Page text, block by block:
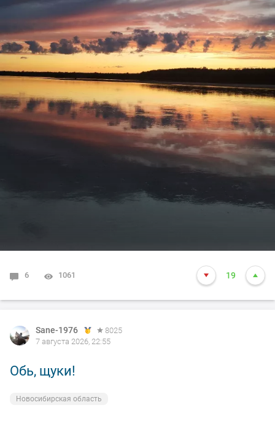
6 1061 19
Sane-1976
8025
7 августа 2026, 22:55
Обь, щуки!
Новосибирская область